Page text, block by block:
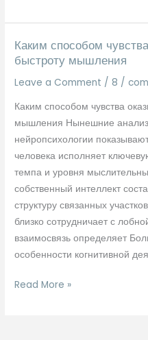
эмоции
оказывают
влияние
мышления
Каким способом
быстроту мышления
Leave a Comment / 8 /
Каким способом чувства
мышления Нынешние
нейропсихологии
человека исполняет
темпа и уровня
собственный интеллект
структуру связанных
близко сотрудничает с
взаимосвязь определяет
особенности когнитивной
Каким
Read More »